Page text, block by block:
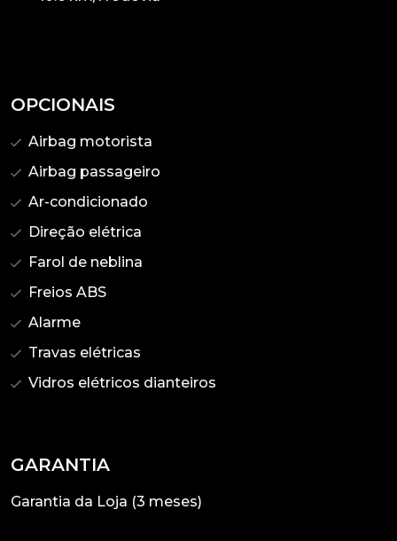
OPCIONAIS
Airbag motorista
Airbag passageiro
Ar-condicionado
Direção elétrica
Farol de neblina
Freios ABS
Alarme
Travas elétricas
Vidros elétricos dianteiros
GARANTIA
Garantia da Loja (3 meses)